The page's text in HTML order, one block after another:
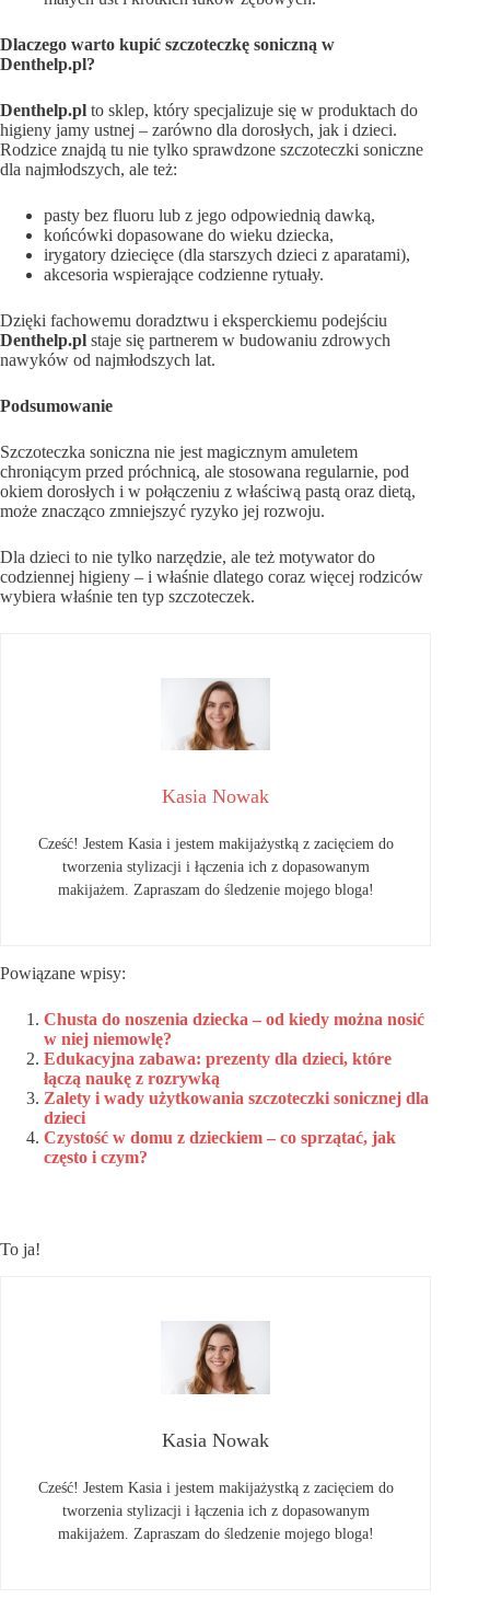
Dlaczego warto kupić szczoteczkę soniczną w
Denthelp.pl?
Denthelp.pl to sklep, który specjalizuje się w produktach do
higieny jamy ustnej – zarówno dla dorosłych, jak i dzieci.
Rodzice znajdą tu nie tylko sprawdzone szczoteczki soniczne
dla najmłodszych, ale też:
pasty bez fluoru lub z jego odpowiednią dawką,
końcówki dopasowane do wieku dziecka,
irygatory dziecięce (dla starszych dzieci z aparatami),
akcesoria wspierające codzienne rytuały.
Dzięki fachowemu doradztwu i eksperckiemu podejściu
Denthelp.pl staje się partnerem w budowaniu zdrowych
nawyków od najmłodszych lat.
Podsumowanie
Szczoteczka soniczna nie jest magicznym amuletem
chroniącym przed próchnicą, ale stosowana regularnie, pod
okiem dorosłych i w połączeniu z właściwą pastą oraz dietą,
może znacząco zmniejszyć ryzyko jej rozwoju.
Dla dzieci to nie tylko narzędzie, ale też motywator do
codziennej higieny – i właśnie dlatego coraz więcej rodziców
wybiera właśnie ten typ szczoteczek.
Kasia Nowak
Cześć! Jestem Kasia i jestem makijażystką z zacięciem do
tworzenia stylizacji i łączenia ich z dopasowanym
makijażem. Zapraszam do śledzenie mojego bloga!
Powiązane wpisy:
Chusta do noszenia dziecka – od kiedy można nosić
w niej niemowlę?
Edukacyjna zabawa: prezenty dla dzieci, które
łączą naukę z rozrywką
Zalety i wady użytkowania szczoteczki sonicznej dla
dzieci
Czystość w domu z dzieckiem – co sprzątać, jak
często i czym?
To ja!
Kasia Nowak
Cześć! Jestem Kasia i jestem makijażystką z zacięciem do
tworzenia stylizacji i łączenia ich z dopasowanym
makijażem. Zapraszam do śledzenie mojego bloga!